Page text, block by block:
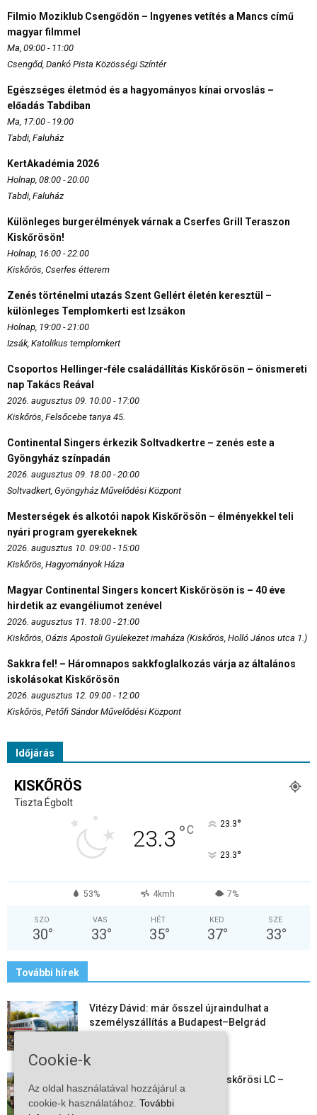
Filmio Moziklub Csengődön – Ingyenes vetítés a Mancs című
magyar filmmel
Ma, 09:00 - 11:00
Csengőd, Dankó Pista Közösségi Színtér
Egészséges életmód és a hagyományos kínai orvoslás –
előadás Tabdiban
Ma, 17:00 - 19:00
Tabdi, Faluház
KertAkadémia 2026
Holnap, 08:00 - 20:00
Tabdi, Faluház
Különleges burgerélmények várnak a Cserfes Grill Teraszon
Kiskőrösön!
Holnap, 16:00 - 22:00
Kiskőrös, Cserfes étterem
Zenés történelmi utazás Szent Gellért életén keresztül –
különleges Templomkerti est Izsákon
Holnap, 19:00 - 21:00
Izsák, Katolikus templomkert
Csoportos Hellinger-féle családállítás Kiskőrösön – önismereti
nap Takács Reával
2026. augusztus 09. 10:00 - 17:00
Kiskőrös, Felsőcebe tanya 45.
Continental Singers érkezik Soltvadkertre – zenés este a
Gyöngyház színpadán
2026. augusztus 09. 18:00 - 20:00
Soltvadkert, Gyöngyház Művelődési Központ
Mesterségek és alkotói napok Kiskőrösön – élményekkel teli
nyári program gyerekeknek
2026. augusztus 10. 09:00 - 15:00
Kiskőrös, Hagyományok Háza
Magyar Continental Singers koncert Kiskőrösön is – 40 éve
hirdetik az evangéliumot zenével
2026. augusztus 11. 18:00 - 21:00
Kiskőrös, Oázis Apostoli Gyülekezet imaháza (Kiskőrös, Holló János utca 1.)
Sakkra fel! – Háromnapos sakkfoglalkozás várja az általános
iskolásokat Kiskőrösön
2026. augusztus 12. 09:00 - 12:00
Kiskőrös, Petőfi Sándor Művelődési Központ
Időjárás
KISKŐRÖS
Tiszta Égbolt
23.3 °C 23.3°
23.3°
53% 4kmh 7%
SZO
30°
VAS
33°
HÉT
35°
KED
37°
SZE
33°
További hírek
Vitézy Dávid: már ősszel újraindulhat a
személyszállítás a Budapest–Belgrád
Megkezdte a felkészülést a Kiskőrösi LC –
együtt maradt a keret,...
2026-08-06
Cookie-k
Az oldal használatával hozzájárul a
cookie-k használatához. További